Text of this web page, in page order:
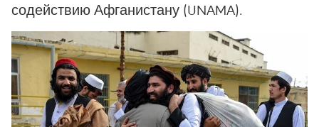
содействию Афганистану (UNAMA).